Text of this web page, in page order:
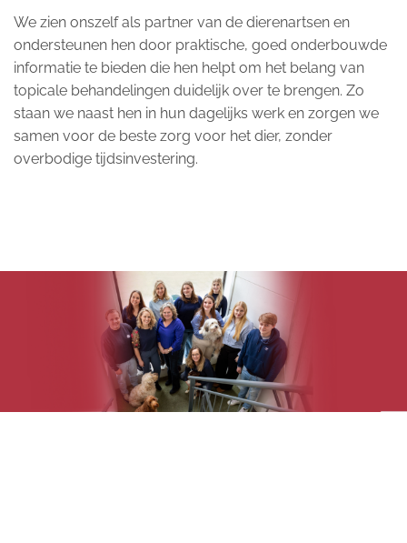
We zien onszelf als partner van de dierenartsen en
ondersteunen hen door praktische, goed onderbouwde
informatie te bieden die hen helpt om het belang van
topicale behandelingen duidelijk over te brengen. Zo
staan we naast hen in hun dagelijks werk en zorgen we
samen voor de beste zorg voor het dier, zonder
overbodige tijdsinvestering.